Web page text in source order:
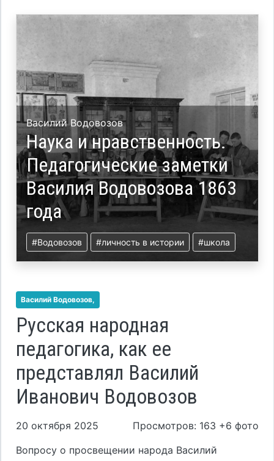
Василий Водовозов
Наука и нравственность.
Педагогические заметки
Василия Водовозова 1863
года
#Водовозов #личность в истории #школа
Василий Водовозов,
Русская народная
педагогика, как ее
представлял Василий
Иванович Водовозов
20 октября 2025
Просмотров: 163 +6 фото
Вопросу о просвещении народа Василий